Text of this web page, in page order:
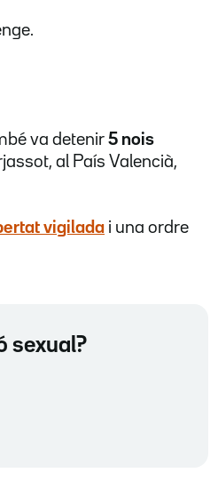
va detenir 5 nois
al País Valencià,
vigilada i una ordre
sexual?